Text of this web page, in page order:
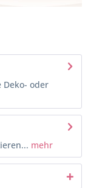
Deko- oder
mehr